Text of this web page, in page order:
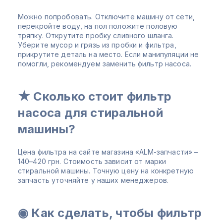
Можно попробовать. Отключите машину от сети,
перекройте воду, на пол положите половую
тряпку. Открутите пробку сливного шланга.
Уберите мусор и грязь из пробки и фильтра,
прикрутите деталь на место. Если манипуляции не
помогли, рекомендуем заменить фильтр насоса.
★ Сколько стоит фильтр
насоса для стиральной
машины?
Цена фильтра на сайте магазина «ALM-запчасти» –
140–420 грн. Стоимость зависит от марки
стиральной машины. Точную цену на конкретную
запчасть уточняйте у наших менеджеров.
◉ Как сделать, чтобы фильтр